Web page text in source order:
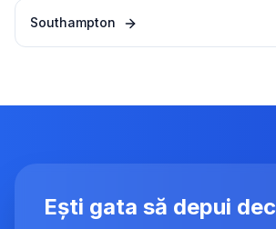
Southampton
Ești gata să depui